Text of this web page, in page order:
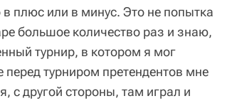
плюс или в минус. Это не попытка
большое количество раз и знаю,
турнир, в котором я мог
перед турниром претендентов мне
с другой стороны, там играл и